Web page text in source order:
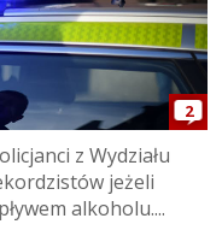
2
z Wydziału
jeżeli
alkoholu....